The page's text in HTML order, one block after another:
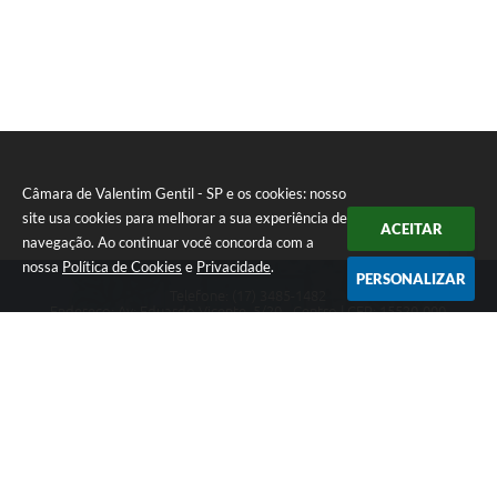
Câmara de Valentim Gentil - SP e os cookies: nosso
site usa cookies para melhorar a sua experiência de
navegação. Ao continuar você concorda com a
nossa Política de Cookies e Privacidade.
ACEITAR
PERSONALIZAR
Endereço: Av: Eduardo Vicente, 5/20 - Centro | CEP: 15520-000